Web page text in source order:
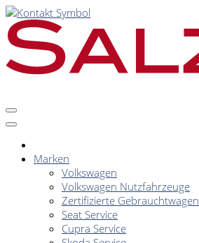
Marken
Volkswagen
Volkswagen Nutzfahrzeuge
Zertifizierte Gebrauchtwagen
Seat Service
Cupra Service